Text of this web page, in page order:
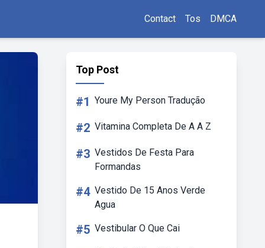
Contact Tos DMCA
Top Post
#1 Youre My Person Tradução
#2 Vitamina Completa De A A Z
#3 Vestidos De Festa Para
Formandas
#4 Vestido De 15 Anos Verde
Agua
#5 Vestibular O Que Cai